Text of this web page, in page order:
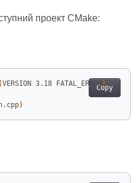
проект CMake:
Copy
(VERSION 3.18 FATAL_ERROR )
)